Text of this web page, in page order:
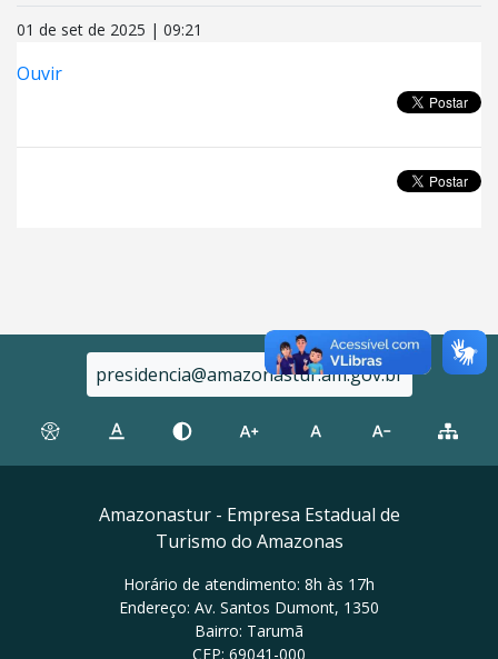
01 de set de 2025 | 09:21
Ouvir
presidencia@amazonastur.am.gov.br
Amazonastur - Empresa Estadual de
Turismo do Amazonas
Horário de atendimento: 8h às 17h
Endereço: Av. Santos Dumont, 1350
Bairro: Tarumã
CEP: 69041-000